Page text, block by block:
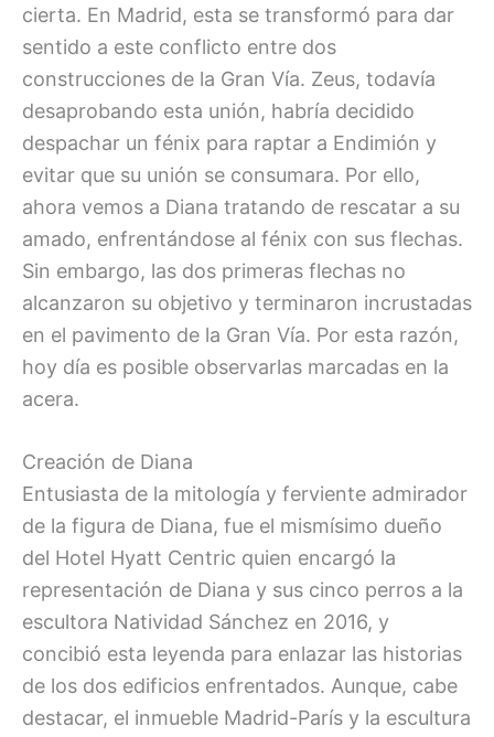
cierta. En Madrid, esta se transformó para dar
sentido a este conflicto entre dos
construcciones de la Gran Vía. Zeus, todavía
desaprobando esta unión, habría decidido
despachar un fénix para raptar a Endimión y
evitar que su unión se consumara. Por ello,
ahora vemos a Diana tratando de rescatar a su
amado, enfrentándose al fénix con sus flechas.
Sin embargo, las dos primeras flechas no
alcanzaron su objetivo y terminaron incrustadas
en el pavimento de la Gran Vía. Por esta razón,
hoy día es posible observarlas marcadas en la
acera.
Creación de Diana
Entusiasta de la mitología y ferviente admirador
de la figura de Diana, fue el mismísimo dueño
del Hotel Hyatt Centric quien encargó la
representación de Diana y sus cinco perros a la
escultora Natividad Sánchez en 2016, y
concibió esta leyenda para enlazar las historias
de los dos edificios enfrentados. Aunque, cabe
destacar, el inmueble Madrid-París y la escultura